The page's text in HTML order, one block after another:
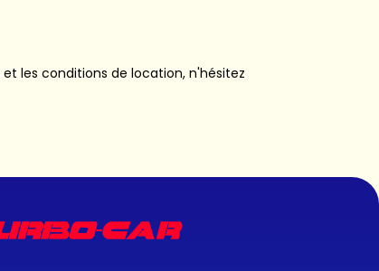
et les conditions de location, n'hésitez